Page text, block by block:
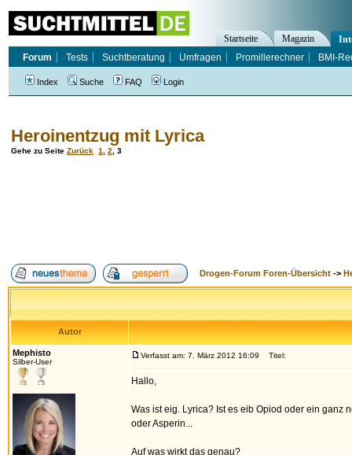
Heroinentzug mit Lyrica
Gehe zu Seite Zurück 1 2 3
Drogen-Forum Foren-Übersicht ->
Autor
Mephisto
Silber-User
Verfasst am: 7. März 2012 16:09 Titel:
Hallo,
Was ist eig. Lyrica? Ist es eib Opiod oder ein ganz
oder Asperin...
Auf was wirkt das genau?
Startseite Magazin
Forum
Tests Suchtberatung Umfragen Promillerechner BMI-
Index Suche FAQ Login